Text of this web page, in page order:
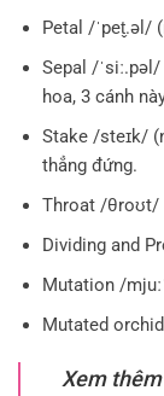
Petal /ˈpet̬.əl/
Sepal /
hoa, 3 cánh
Stake /steɪk/
thẳng đứng.
Throat /θroʊt/
Dividing and
Mutation /
Mutated
Xem thêm